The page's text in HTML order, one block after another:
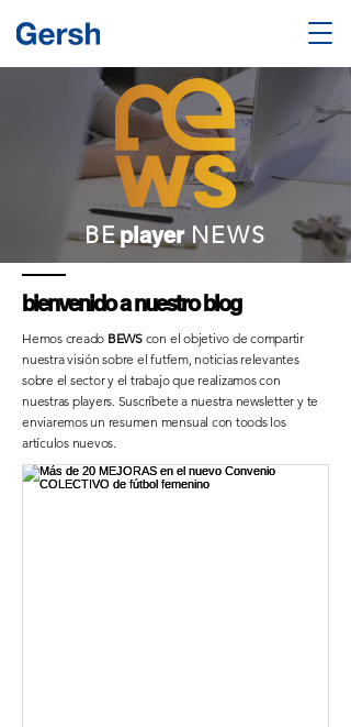
BE player NEWS
bienvenido a nuestro blog
Hemos creado BEWS con el objetivo de compartir
nuestra visión sobre el futfem, noticias relevantes
sobre el sector y el trabajo que realizamos con
nuestras players. Suscríbete a nuestra newsletter y te
enviaremos un resumen mensual con toods los
artículos nuevos.